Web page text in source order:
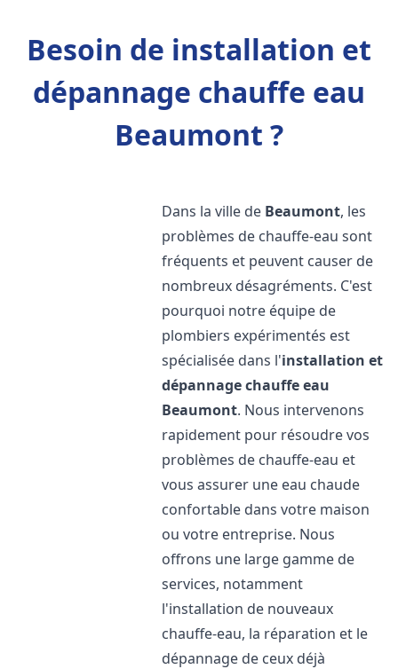
Besoin de installation et
dépannage chauffe eau
Beaumont ?
Dans la ville de Beaumont, les
problèmes de chauffe-eau sont
fréquents et peuvent causer de
nombreux désagréments. C'est
pourquoi notre équipe de
plombiers expérimentés est
spécialisée dans l'installation et
dépannage chauffe eau
Beaumont. Nous intervenons
rapidement pour résoudre vos
problèmes de chauffe-eau et
vous assurer une eau chaude
confortable dans votre maison
ou votre entreprise. Nous
offrons une large gamme de
services, notamment
l'installation de nouveaux
chauffe-eau, la réparation et le
dépannage de ceux déjà